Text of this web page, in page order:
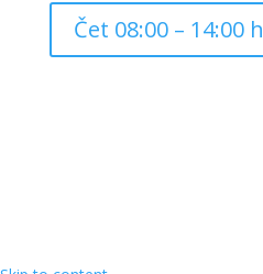
Čet 08:00 – 14:00 h